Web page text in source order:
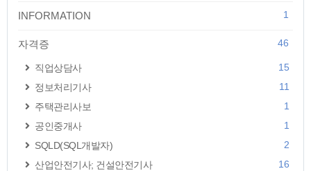
INFORMATION 1
자격증 46
직업상담사
15
정보처리기사
11
주택관리사보
1
공인중개사
1
SQLD(SQL개발자)
2
산업안전기사; 건설안전기사
16